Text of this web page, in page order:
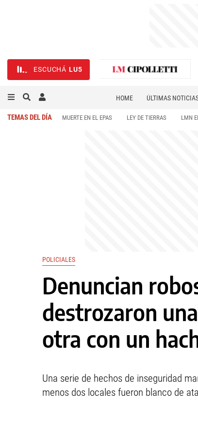
ESCUCHÁ LU5
HOME ÚLTIMAS
TEMAS DEL DÍA MUERTE EN EL EPAS LEY DE TIERRAS LMN
POLICIALES
Denuncian
destrozaron
otra con un
Una serie de hechos de inseguridad
menos dos locales fueron blanco de